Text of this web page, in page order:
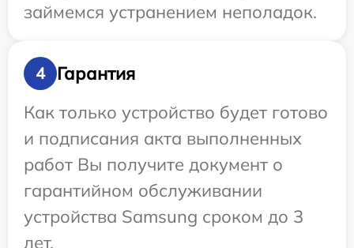
займемся устранением неполадок.
4
Гарантия
Как только устройство будет готово
и подписания акта выполненных
работ Вы получите документ о
гарантийном обслуживании
устройства Samsung сроком до 3
лет.